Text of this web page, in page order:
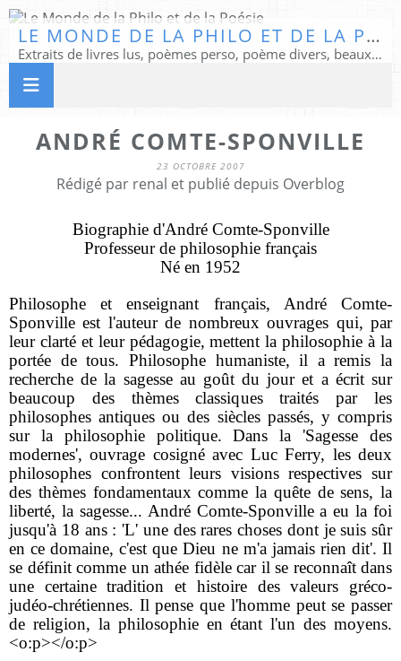
LE MONDE DE LA PHILO ET DE LA POÉSIE
Extraits de livres lus, poèmes perso, poème divers, beaux textes...
ANDRÉ COMTE-SPONVILLE
23 OCTOBRE 2007
Rédigé par renal et publié depuis Overblog
Biographie d'André Comte-Sponville
Professeur de philosophie français
Né en 1952
Philosophe et enseignant français, André Comte-
Sponville est l'auteur de nombreux ouvrages qui, par
leur clarté et leur pédagogie, mettent la philosophie à la
portée de tous. Philosophe humaniste, il a remis la
recherche de la sagesse au goût du jour et a écrit sur
beaucoup des thèmes classiques traités par les
philosophes antiques ou des siècles passés, y compris
sur la philosophie politique. Dans la 'Sagesse des
modernes', ouvrage cosigné avec Luc Ferry, les deux
philosophes confrontent leurs visions respectives sur
des thèmes fondamentaux comme la quête de sens, la
liberté, la sagesse... André Comte-Sponville a eu la foi
jusqu'à 18 ans : 'L' une des rares choses dont je suis sûr
en ce domaine, c'est que Dieu ne m'a jamais rien dit'. Il
se définit comme un athée fidèle car il se reconnaît dans
une certaine tradition et histoire des valeurs gréco-
judéo-chrétiennes. Il pense que l'homme peut se passer
de religion, la philosophie en étant l'un des moyens.
<o:p></o:p>